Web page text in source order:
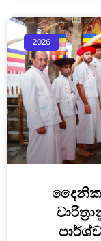
2026
දෛනික